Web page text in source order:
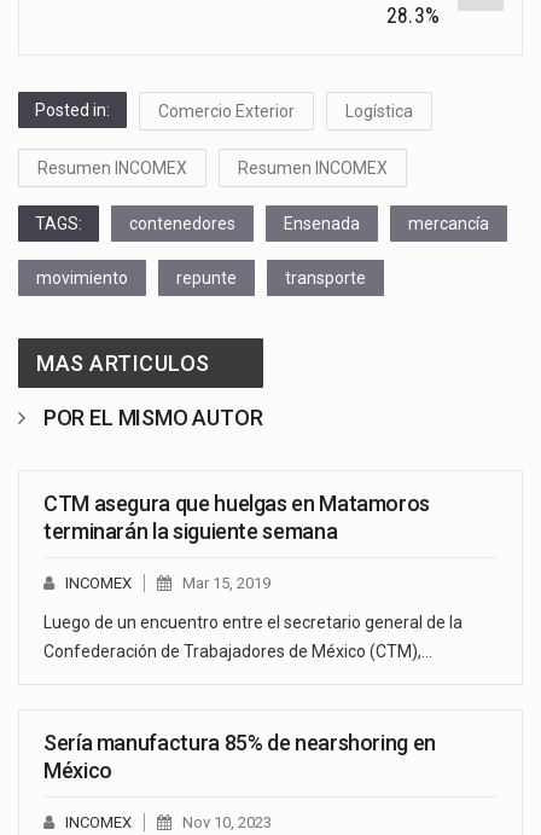
28.3%
Posted in: Comercio Exterior Logística
Resumen INCOMEX Resumen INCOMEX
TAGS: contenedores Ensenada mercancía
movimiento repunte transporte
MAS ARTICULOS
POR EL MISMO AUTOR
CTM asegura que huelgas en Matamoros
terminarán la siguiente semana
INCOMEX Mar 15, 2019
Luego de un encuentro entre el secretario general de la
Confederación de Trabajadores de México (CTM),…
Sería manufactura 85% de nearshoring en
México
INCOMEX Nov 10, 2023